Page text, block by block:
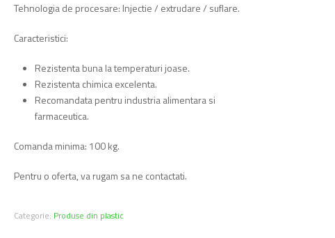
Tehnologia de procesare: Injectie / extrudare / suflare.
Caracteristici:
Rezistenta buna la temperaturi joase.
Rezistenta chimica excelenta.
Recomandata pentru industria alimentara si
farmaceutica.
Comanda minima: 100 kg.
Pentru o oferta, va rugam sa ne contactati.
Categorie: Produse din plastic